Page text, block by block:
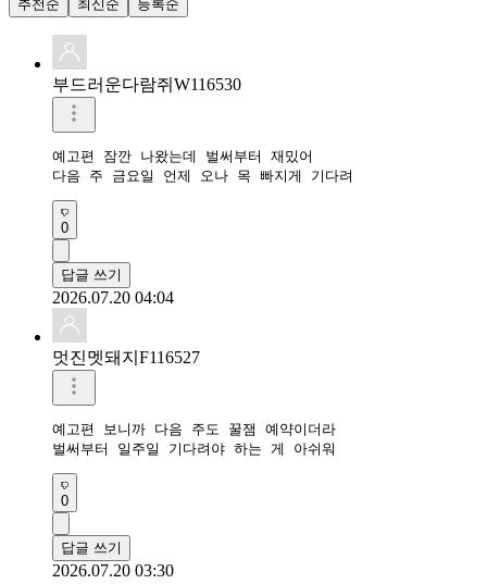
추천순
최신순 등록순
부드러운다람쥐W116530
예고편 잠깐 나왔는데 벌써부터 재밌어
다음 주 금요일 언제 오나 목 빠지게 기다려
0
답글 쓰기
2026.07.20 04:04
멋진멧돼지F116527
예고편 보니까 다음 주도 꿀잼 예약이더라
벌써부터 일주일 기다려야 하는 게 아쉬워
0
답글 쓰기
2026.07.20 03:30